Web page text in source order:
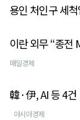
용인 처인구 세
이란 외무 “종
매일경제
韓·伊, AI 등 4
아시아경제